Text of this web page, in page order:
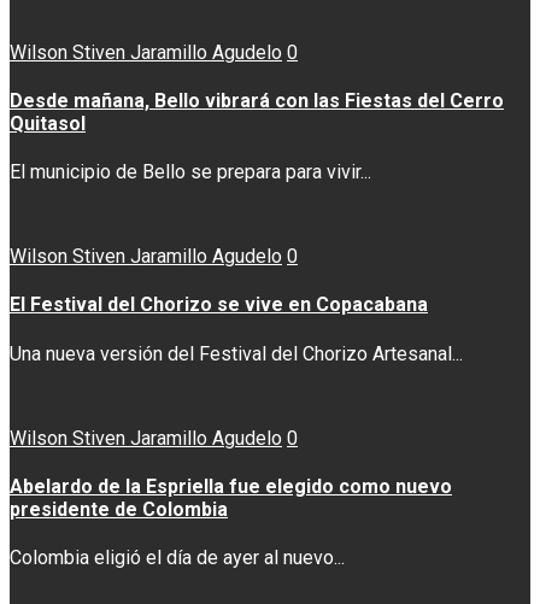
Wilson Stiven Jaramillo Agudelo 0
Desde mañana, Bello vibrará con las Fiestas del Cerro
Quitasol
El municipio de Bello se prepara para vivir...
Wilson Stiven Jaramillo Agudelo 0
El Festival del Chorizo se vive en Copacabana
Una nueva versión del Festival del Chorizo Artesanal...
Wilson Stiven Jaramillo Agudelo 0
Abelardo de la Espriella fue elegido como nuevo
presidente de Colombia
Colombia eligió el día de ayer al nuevo...